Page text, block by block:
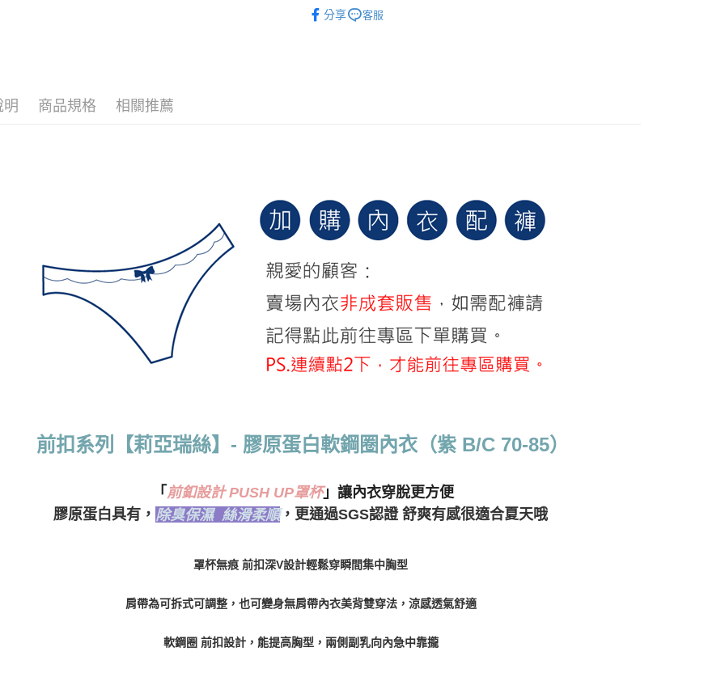
每筆NT$70，滿NT$798(含以上)免運費
付款後7-11取貨
每筆NT$70，滿NT$799(含以上)免運費
每筆NT$70，滿NT$799(含以上)免運費
離島宅配
每筆NT$100
國際配送
分享 客服
明 商品規格 相關推薦
前扣系列【莉亞瑞絲】- 膠原蛋白軟鋼圈內衣（紫 B/C 70-85）
「 前釦設計 PUSH UP罩杯」讓內衣穿脫更方便
膠原蛋白具有， 除臭保濕 絲滑柔順，更通過SGS認證 舒爽有感很適合夏天哦
罩杯無痕 前扣深V設計輕鬆穿瞬間集中胸型
肩帶為可拆式可調整，也可變身無肩帶內衣美背雙穿法，涼感透氣舒適
軟鋼圈 前扣設計，能提高胸型，兩側副乳向內急中靠攏